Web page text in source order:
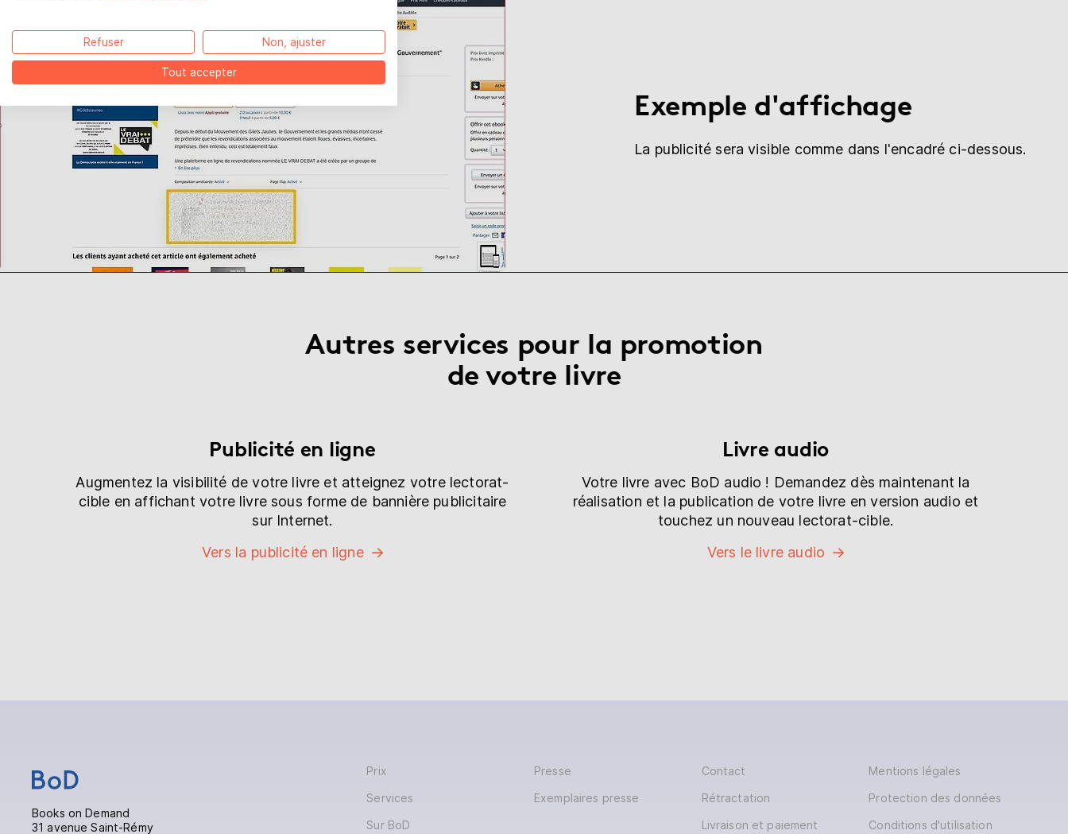
Exemple d'affichage
La publicité sera visible comme dans l'encadré ci-dessous.
Autres services pour la promotion
de votre livre
Publicité en ligne
Augmentez la visibilité de votre livre et atteignez votre lectorat-
cible en affichant votre livre sous forme de bannière publicitaire
sur Internet.
Vers la publicité en ligne
Livre audio
Votre livre avec BoD audio ! Demandez dès maintenant la
réalisation et la publication de votre livre en version audio et
touchez un nouveau lectorat-cible.
Vers le livre audio
Books on Demand
31 avenue Saint-Rémy
Prix
Services
Sur BoD
Presse
Exemplaires presse
Contact
Rétractation
Livraison et paiement
Mentions légales
Protection des données
Conditions d'utilisation
BoD sur TikTok
BoD sur Facebook
Refuser Non, ajuster
Tout accepter